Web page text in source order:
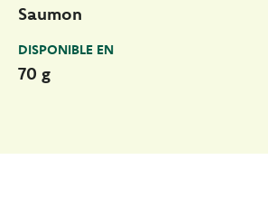
Saumon
DISPONIBLE EN
70 g